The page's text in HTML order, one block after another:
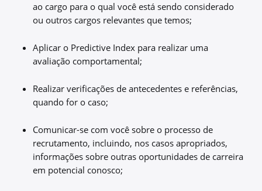
ao cargo para o qual você está sendo considerado
ou outros cargos relevantes que temos;
Aplicar o Predictive Index para realizar uma
avaliação comportamental;
Realizar verificações de antecedentes e referências,
quando for o caso;
Comunicar-se com você sobre o processo de
recrutamento, incluindo, nos casos apropriados,
informações sobre outras oportunidades de carreira
em potencial conosco;